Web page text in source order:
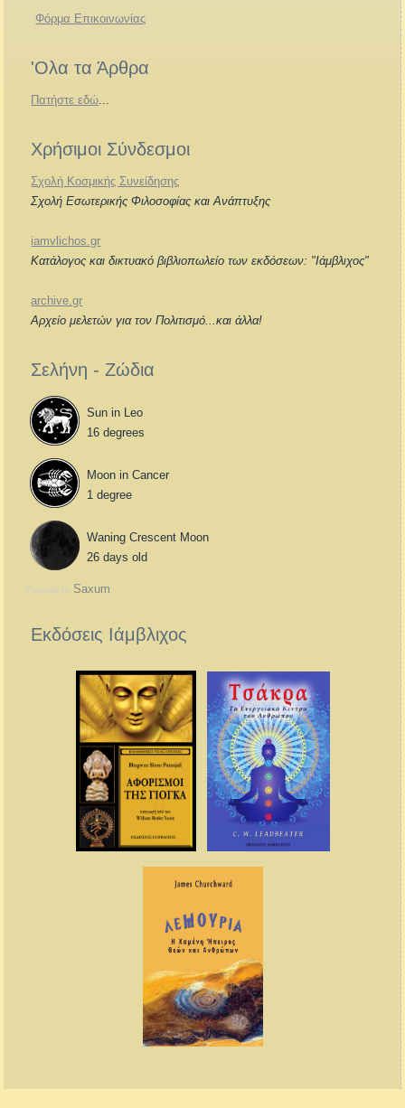
Φόρμα Επικοινωνίας
'Ολα τα Άρθρα
Πατήστε εδώ...
Χρήσιμοι Σύνδεσμοι
Σχολή Κοσμικής Συνείδησης
Σχολή Εσωτερικής Φιλοσοφίας και Ανάπτυξης
iamvlichos.gr
Κατάλογος και δικτυακό βιβλιοπωλείο των εκδόσεων: "Ιάμβλιχος"
archive.gr
Αρχείο μελετών για τον Πολιτισμό...και άλλα!
Σελήνη - Ζώδια
Sun in Leo
16 degrees
Moon in Cancer
1 degree
Waning Crescent Moon
26 days old
Powered by Saxum
Εκδόσεις Ιάμβλιχος